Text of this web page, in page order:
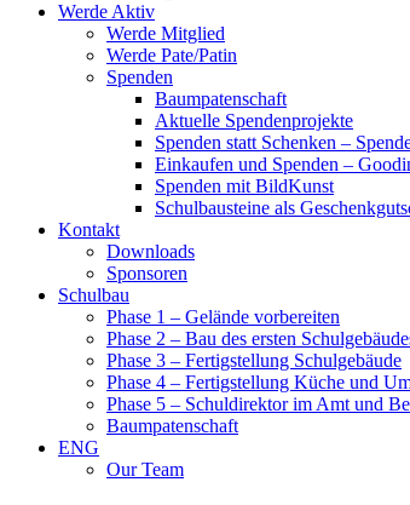
Werde Aktiv
Werde Mitglied
Werde Pate/Patin
Spenden
Baumpatenschaft
Aktuelle Spendenprojekte
Spenden statt Schenken –
Einkaufen und Spenden –
Spenden mit BildKunst
Schulbausteine als
Kontakt
Downloads
Sponsoren
Schulbau
Phase 1 – Gelände vorbereiten
Phase 2 – Bau des ersten
Phase 3 – Fertigstellung Schulgebäude
Phase 4 – Fertigstellung Küche und
Phase 5 – Schuldirektor im Amt und
Baumpatenschaft
ENG
Our Team